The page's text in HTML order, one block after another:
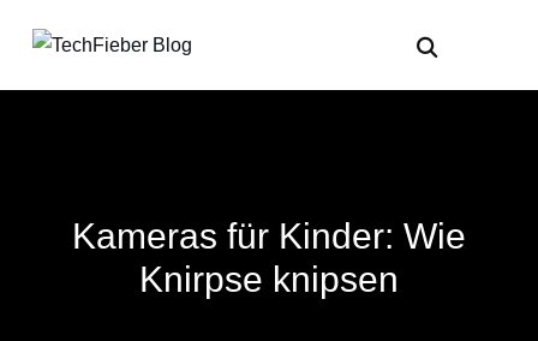
Kameras für Kinder: Wie
Knirpse knipsen